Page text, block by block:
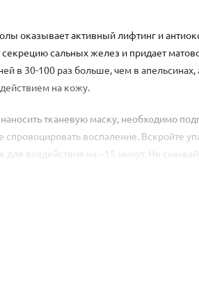
оказывает активный лифтинг и
сальных желез и придает
в 30-100 раз больше, чем в
на кожу.
тканевую маску, необходимо
воспаление. Вскройте
для воздействия на ~15 минут. Не